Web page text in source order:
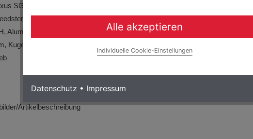
SG-C3001 7-Gang Freilauf, schwarz
24"x1,50 (40-507), Reflexstreifen, 72 TPI
Aluminium, schwarz
Kugellager, schwarz mit Reflektoren, 9/16 Gewinde
Artikelbeschreibung
Alle akzeptieren
Individuelle Cookie-Einstellungen
Datenschutz • Impressum